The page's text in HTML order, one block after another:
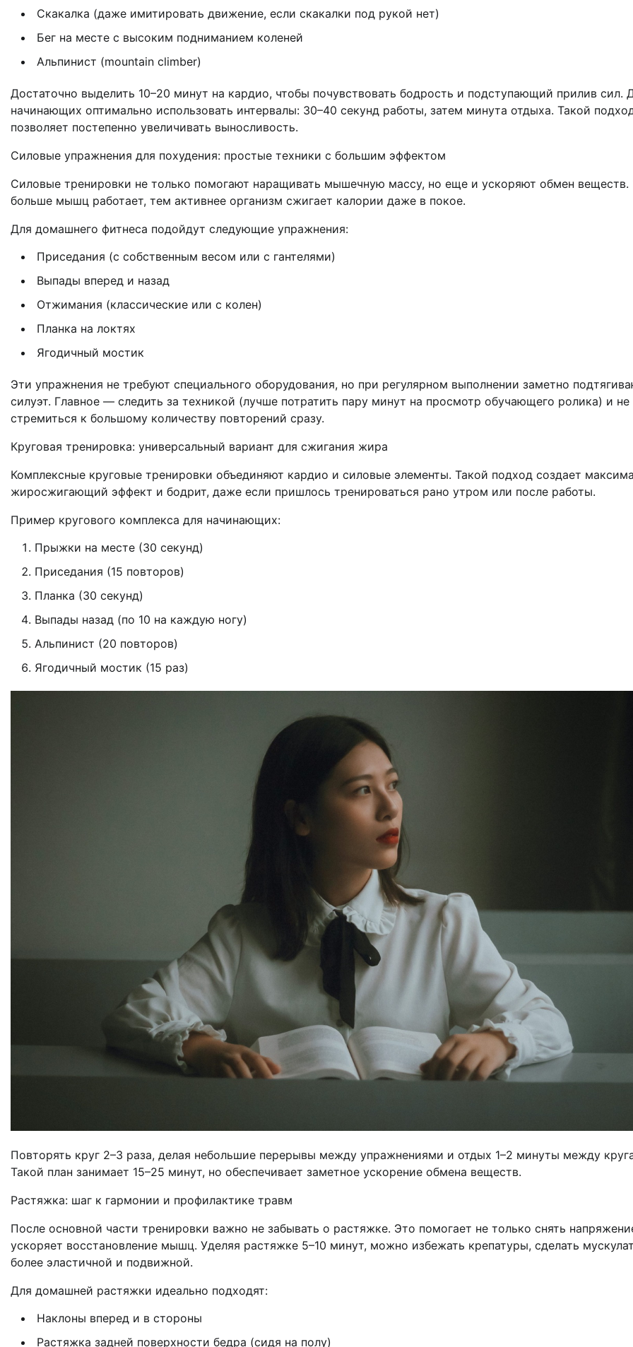
Скакалка (даже имитировать движение, если скакалки под рукой нет)
Бег на месте с высоким подниманием коленей
Альпинист (mountain climber)
Достаточно выделить 10–20 минут на кардио, чтобы почувствовать бодрость и подступающий прилив сил.
начинающих оптимально использовать интервалы: 30–40 секунд работы, затем минута отдыха. Такой
позволяет постепенно увеличивать выносливость.
Силовые упражнения для похудения: простые техники с большим эффектом
Силовые тренировки не только помогают наращивать мышечную массу, но еще и ускоряют обмен веществ.
больше мышц работает, тем активнее организм сжигает калории даже в покое.
Для домашнего фитнеса подойдут следующие упражнения:
Приседания (с собственным весом или с гантелями)
Выпады вперед и назад
Отжимания (классические или с колен)
Планка на локтях
Ягодичный мостик
Эти упражнения не требуют специального оборудования, но при регулярном выполнении заметно
силуэт. Главное — следить за техникой (лучше потратить пару минут на просмотр обучающего ролика) и не
стремиться к большому количеству повторений сразу.
Круговая тренировка: универсальный вариант для сжигания жира
Комплексные круговые тренировки объединяют кардио и силовые элементы. Такой подход создает
жиросжигающий эффект и бодрит, даже если пришлось тренироваться рано утром или после работы.
Пример кругового комплекса для начинающих:
Прыжки на месте (30 секунд)
Приседания (15 повторов)
Планка (30 секунд)
Выпады назад (по 10 на каждую ногу)
Альпинист (20 повторов)
Ягодичный мостик (15 раз)
Повторять круг 2–3 раза, делая небольшие перерывы между упражнениями и отдых 1–2 минуты между
Такой план занимает 15–25 минут, но обеспечивает заметное ускорение обмена веществ.
Растяжка: шаг к гармонии и профилактике травм
После основной части тренировки важно не забывать о растяжке. Это помогает не только снять
ускоряет восстановление мышц. Уделяя растяжке 5–10 минут, можно избежать крепатуры, сделать
более эластичной и подвижной.
Для домашней растяжки идеально подходят:
Наклоны вперед и в стороны
Растяжка задней поверхности бедра (сидя на полу)